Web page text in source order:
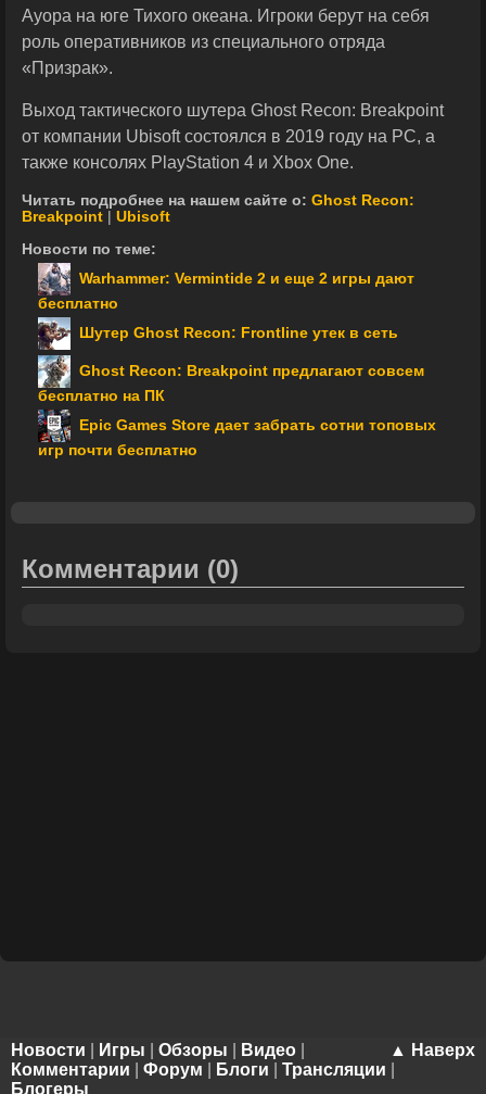
Ауора на юге Тихого океана. Игроки берут на себя
роль оперативников из специального отряда
«Призрак».
Выход тактического шутера Ghost Recon: Breakpoint
от компании Ubisoft состоялся в 2019 году на PC, а
также консолях PlayStation 4 и Xbox One.
Читать подробнее на нашем сайте о: Ghost Recon:
Breakpoint
Ubisoft
Новости по теме:
Warhammer: Vermintide 2 и еще 2 игры дают
бесплатно
Шутер Ghost Recon: Frontline утек в сеть
Ghost Recon: Breakpoint предлагают совсем
бесплатно на ПК
Epic Games Store дает забрать сотни топовых
игр почти бесплатно
Комментарии (0)
▲ Наверх
Новости Игры Обзоры Видео
Комментарии
Форум Блоги Трансляции
Блогеры